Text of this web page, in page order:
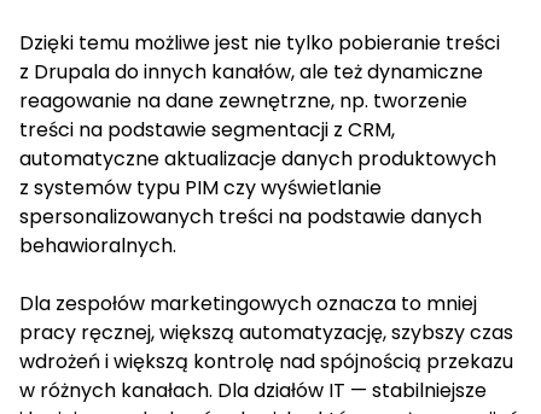
Dzięki temu możliwe jest nie tylko pobieranie treści
z Drupala do innych kanałów, ale też dynamiczne
reagowanie na dane zewnętrzne, np. tworzenie
treści na podstawie segmentacji z CRM,
automatyczne aktualizacje danych produktowych
z systemów typu PIM czy wyświetlanie
spersonalizowanych treści na podstawie danych
behawioralnych.
Dla zespołów marketingowych oznacza to mniej
pracy ręcznej, większą automatyzację, szybszy czas
wdrożeń i większą kontrolę nad spójnością przekazu
w różnych kanałach. Dla działów IT — stabilniejsze